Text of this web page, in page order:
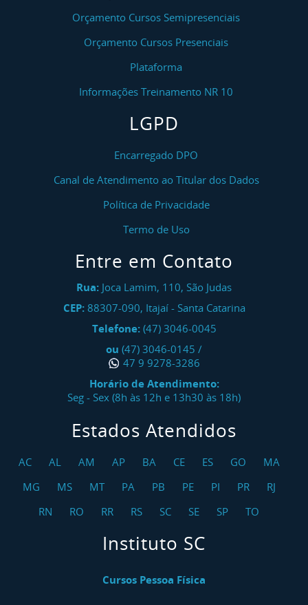
Orçamento Cursos Semipresenciais
Orçamento Cursos Presenciais
Plataforma
Informações Treinamento NR 10
LGPD
Encarregado DPO
Canal de Atendimento ao Titular dos Dados
Política de Privacidade
Termo de Uso
Entre em Contato
Rua: Joca Lamim, 110, São Judas
CEP: 88307-090, Itajaí- Santa Catarina
Telefone: (47) 3046-0045
ou (47) 3046-0145 /
47 9 9278-3286
Horário de Atendimento:
Seg - Sex (8h às 12h e 13h30 às 18h)
Estados Atendidos
AC AL AM AP BA CE ES GO
MA
MG
MS MT PA PB PE PI PR
RJ
RN
RO RR RS SC SE SP TO
Instituto SC
Cursos Pessoa Física